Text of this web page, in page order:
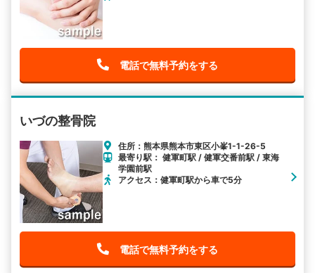
電話で無料予約をする
いづの整骨院
住所：熊本県熊本市東区小峯1-1-26-5
最寄り駅： 健軍町駅 / 健軍交番前駅 / 東海
学園前駅
アクセス：健軍町駅から車で5分
電話で無料予約をする